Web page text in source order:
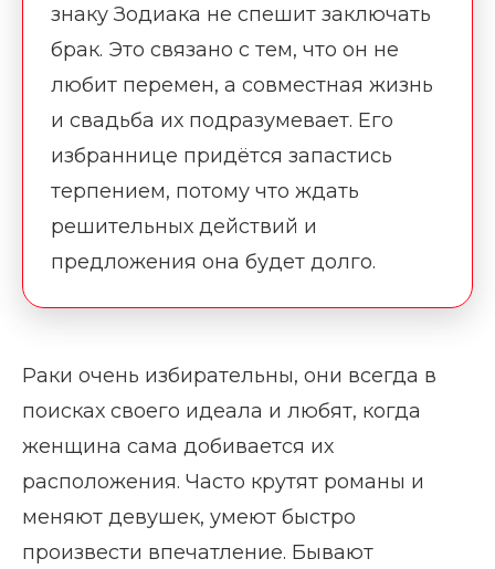
знаку Зодиака не спешит заключать
брак. Это связано с тем, что он не
любит перемен, а совместная жизнь
и свадьба их подразумевает. Его
избраннице придётся запастись
терпением, потому что ждать
решительных действий и
предложения она будет долго.
Раки очень избирательны, они всегда в
поисках своего идеала и любят, когда
женщина сама добивается их
расположения. Часто крутят романы и
меняют девушек, умеют быстро
произвести впечатление. Бывают